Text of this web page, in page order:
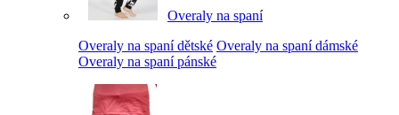
Overaly na spaní
Overaly na spaní dětské Overaly na spaní dámské
Overaly na spaní pánské